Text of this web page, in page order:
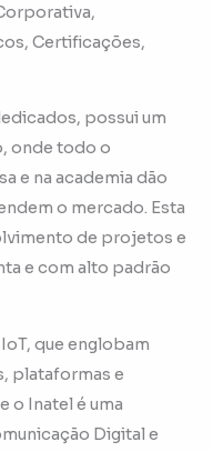
Certificações,
possui um
onde todo o
e na academia dão
o mercado. Esta
de projetos e
e com alto padrão
que englobam
plataformas e
o Inatel é uma
Digital e